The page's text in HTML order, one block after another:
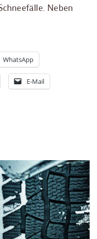
Neben
WhatsApp
E-Mail